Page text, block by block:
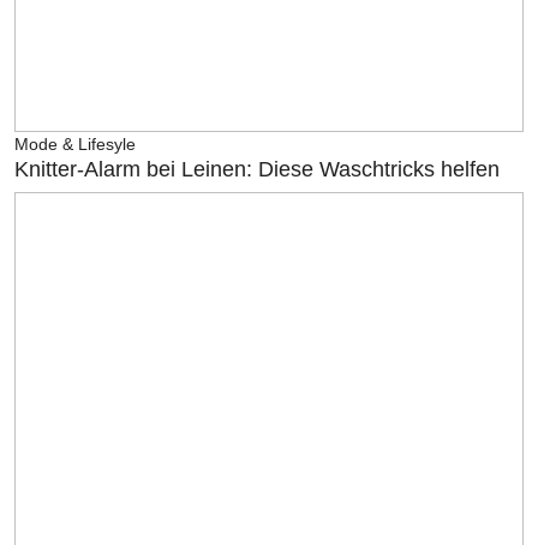
Mode & Lifesyle
Knitter-Alarm bei Leinen: Diese Waschtricks helfen